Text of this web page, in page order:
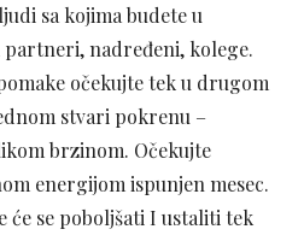
sa kojima budete u
nadređeni, kolege.
očekujte tek u drugom
stvari pokrenu –
brzinom. Očekujte
energijom ispunjen mesec.
će se poboljšati I ustaliti tek